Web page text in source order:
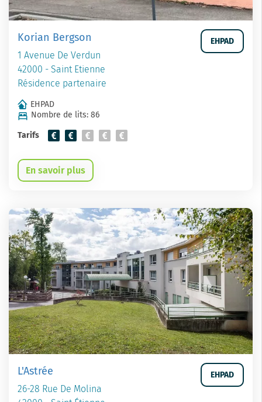
Korian Bergson
1 Avenue De Verdun
42000 - Saint Etienne
Résidence partenaire
EHPAD
EHPAD
Nombre de lits: 86
Tarifs
En savoir plus
L'Astrée
26-28 Rue De Molina
EHPAD